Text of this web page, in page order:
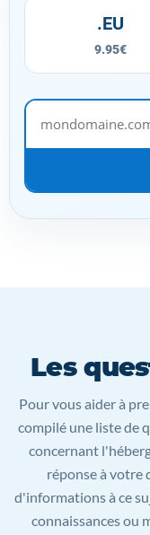
.EU
9.95€
mondomaine.com
Les
Pour vous aider à
compilé une liste de
concernant
réponse à votre
d'informations à ce
connaissances ou